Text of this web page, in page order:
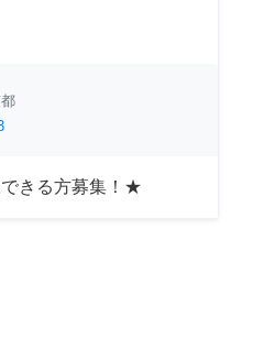
きる方募集！★